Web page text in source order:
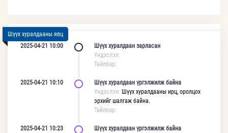
Шүүх хуралдааны явц
2025-04-21 10:00
Шүүх хуралдаан зарласан
Үндэслэл:
Тайлбар:
2025-04-21 10:10
Шүүх хуралдаан үргэлжилж байна
Үндэслэл: Шүүх хуралдааны ирц, оролцох
эрхийг шалгаж байна.
Тайлбар:
2025-04-21 10:23
Шүүх хуралдаан үргэлжилж байна